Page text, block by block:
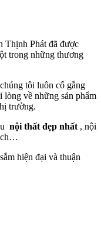
Thịnh Phát đã được
trong những thương
chúng tôi luôn cố gắng
lòng về những sản phẩm
trường.
nội thất đẹp nhất , nội
hiện đại và thuận